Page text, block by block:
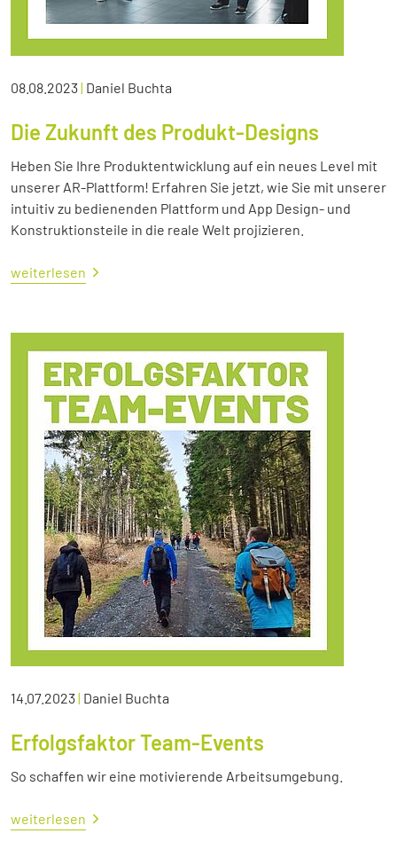
08.08.2023| Daniel Buchta
Die Zukunft des Produkt-Designs
Heben Sie Ihre Produktentwicklung auf ein neues Level mit
unserer AR-Plattform! Erfahren Sie jetzt, wie Sie mit unserer
intuitiv zu bedienenden Plattform und App Design- und
Konstruktionsteile in die reale Welt projizieren.
weiterlesen
14.07.2023| Daniel Buchta
Erfolgsfaktor Team-Events
So schaffen wir eine motivierende Arbeitsumgebung.
weiterlesen